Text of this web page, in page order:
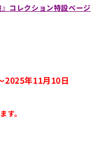
コレクション特設ページ
2025年11月10日
す。